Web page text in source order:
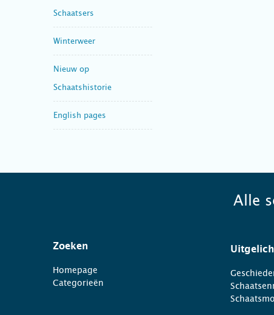
Schaatsers
Winterweer
Nieuw op
Schaatshistorie
English pages
Alle
Zoeken
Homepage
Categorieën